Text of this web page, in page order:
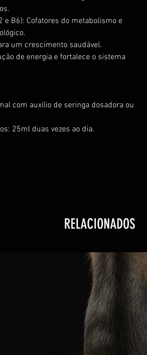
e B6): Cofatores do metabolismo e
um crescimento saudável.
de energia e fortalece o sistema
com auxílio de seringa dosadora ou
25ml duas vezes ao dia.
RELACIONADOS